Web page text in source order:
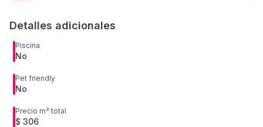
Detalles adicionales
Piscina
No
Pet friendly
No
Precio m² total
$ 306